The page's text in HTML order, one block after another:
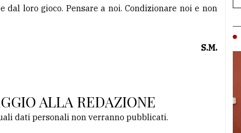
loro gioco. Pensare a noi. Condizionare noi e non
S.M.
ALLA REDAZIONE
dati personali non verranno pubblicati.